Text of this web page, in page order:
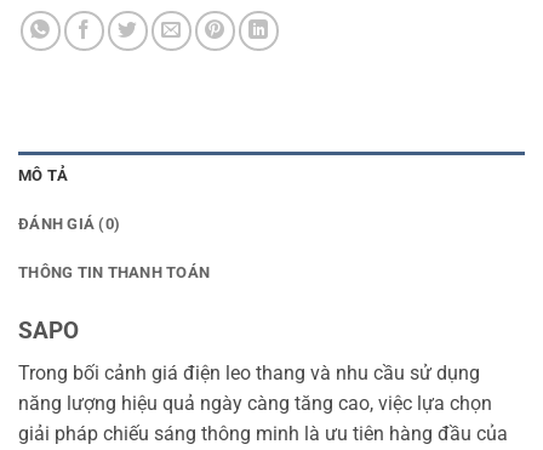
MÔ TẢ
ĐÁNH GIÁ (0)
THÔNG TIN THANH TOÁN
SAPO
Trong bối cảnh giá điện leo thang và nhu cầu sử dụng
năng lượng hiệu quả ngày càng tăng cao, việc lựa chọn
giải pháp chiếu sáng thông minh là ưu tiên hàng đầu của